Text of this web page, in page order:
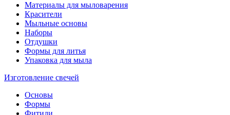
Материалы для мыловарения
Красители
Мыльные основы
Наборы
Отдушки
Формы для литья
Упаковка для мыла
Изготовление свечей
Основы
Формы
Фитили